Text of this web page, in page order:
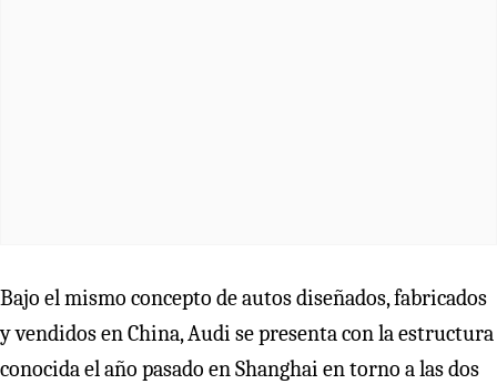
Bajo el mismo concepto de autos diseñados, fabricados
y vendidos en China, Audi se presenta con la estructura
conocida el año pasado en Shanghai en torno a las dos